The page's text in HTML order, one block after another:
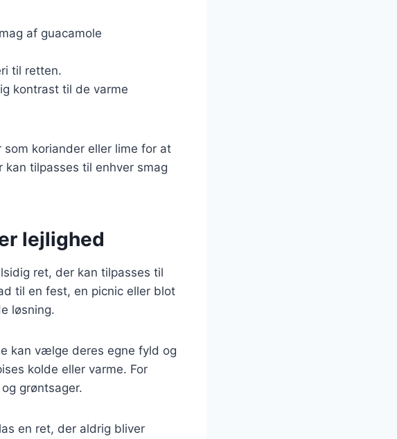
af guacamole
til retten.
kontrast til de varme
koriander eller lime for at
tilpasses til enhver smag
lejlighed
ret, der kan tilpasses til
til en fest, en picnic eller blot
løsning.
kan vælge deres egne fyld og
kolde eller varme. For
grøntsager.
en ret, der aldrig bliver